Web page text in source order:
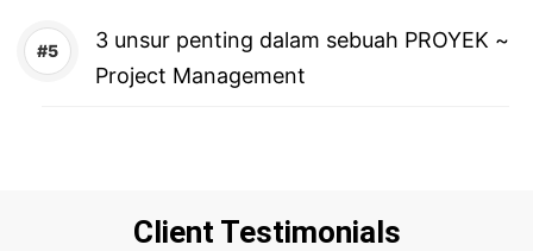
3 unsur penting dalam sebuah PROYEK ~
Project Management
Client Testimonials